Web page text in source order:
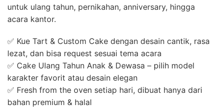
untuk ulang tahun, pernikahan, anniversary, hingga
acara kantor.
✅ Kue Tart & Custom Cake dengan desain cantik, rasa
lezat, dan bisa request sesuai tema acara
✅ Cake Ulang Tahun Anak & Dewasa – pilih model
karakter favorit atau desain elegan
✅ Fresh from the oven setiap hari, dibuat hanya dari
bahan premium & halal